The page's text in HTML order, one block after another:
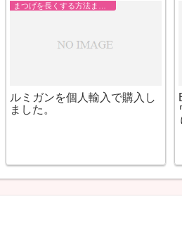
ケアプロストの次はルミガン
ソルーション